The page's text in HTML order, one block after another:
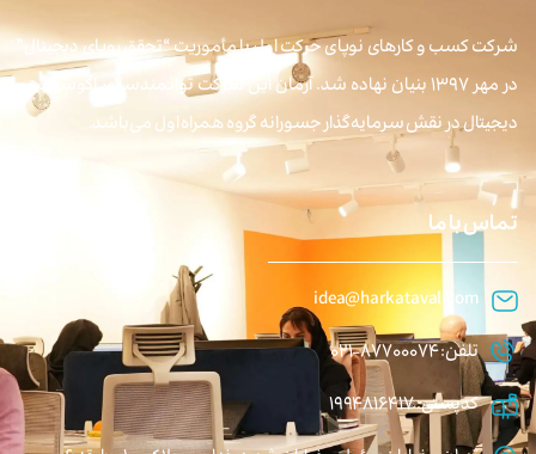
شرکت کسب و کارهای نوپای حرکت اول با مأموریت “تحقق رویای دیجیتال”
در مهر ۱۳۹۷ بنیان نهاده شد. آرمان این شرکت توانمندسازی اکوسیستم
دیجیتال در نقش سرمایه‌گذار جسورانه گروه همراه اول می‌باشد.
تماس با ما
idea@harkataval.com
تلفن: 87700074-021
کدپستی: 1994816417